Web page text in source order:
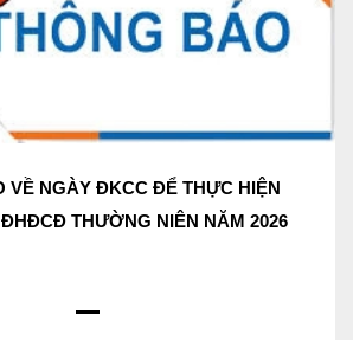
VỀ NGÀY ĐKCC ĐỂ THỰC HIỆN
THƯỜNG NIÊN NĂM 2026